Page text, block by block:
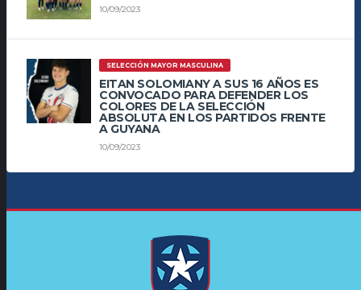
10/09/2023
SELECCIÓN MAYOR MASCULINA
EITAN SOLOMIANY A SUS 16 AÑOS ES
CONVOCADO PARA DEFENDER LOS
COLORES DE LA SELECCIÓN
ABSOLUTA EN LOS PARTIDOS FRENTE
A GUYANA
10/09/2023